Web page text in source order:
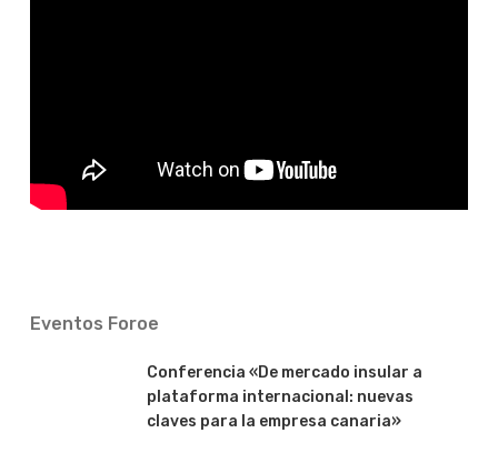
Eventos Foroe
Conferencia «De mercado insular a
plataforma internacional: nuevas
claves para la empresa canaria»